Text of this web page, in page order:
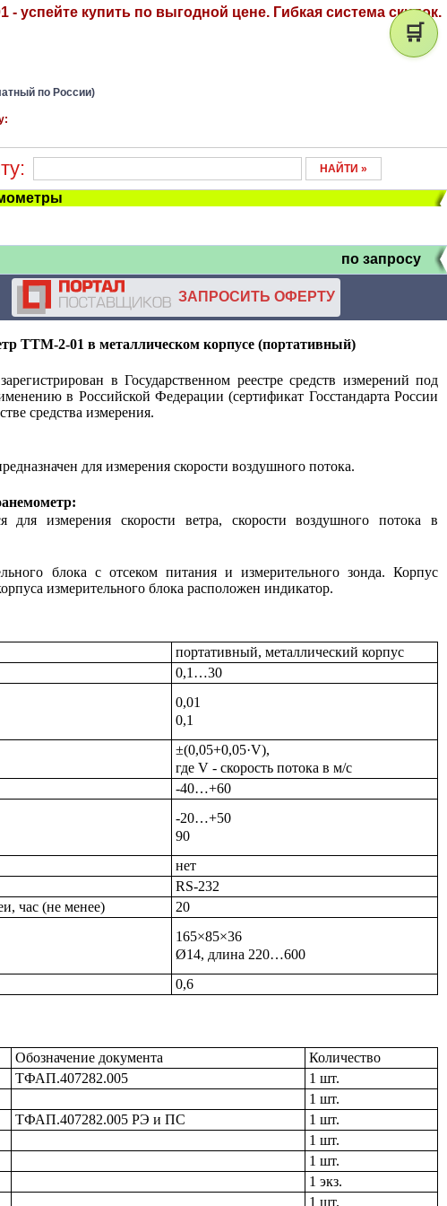
успейте купить по выгодной цене. Гибкая система скидок.
по России)
по запросу
ЗАПРОСИТЬ ОФЕРТУ
ТТМ-2-01 в металлическом корпусе (портативный)
в Государственном реестре средств измерений под
в Российской Федерации (сертификат Госстандарта России
средства измерения.
для измерения скорости воздушного потока.
для измерения скорости ветра, скорости воздушного потока в
блока с отсеком питания и измерительного зонда. Корпус
измерительного блока расположен индикатор.
портативный, металлический корпус
0,1…30
0,01
0,1
±(0,05+0,05·V),
где V - скорость потока в м/с
-40…+60
-20…+50
90
нет
RS-232
час (не менее)
20
165×85×36
Ø14, длина 220…600
0,6
Обозначение документа
Количество
ТФАП.407282.005
1 шт.
1 шт.
ТФАП.407282.005 РЭ и ПС
1 шт.
1 шт.
1 шт.
1 экз.
1 шт.
🛒